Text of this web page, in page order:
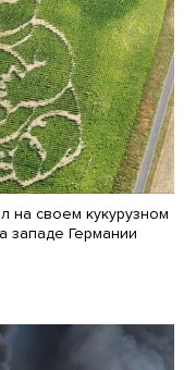
на своем кукурузном
западе Германии